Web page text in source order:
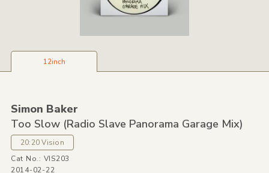
12inch
Simon Baker
Too Slow (Radio Slave Panorama Garage Mix)
20:20 Vision
Cat No.: VIS203
2014-02-22